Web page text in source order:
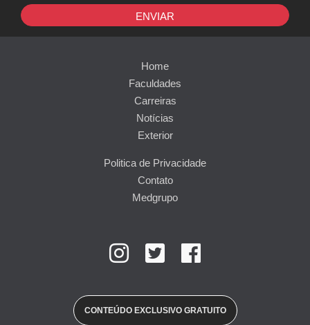
ENVIAR
Home
Faculdades
Carreiras
Notícias
Exterior
Politica de Privacidade
Contato
Medgrupo
CONTEÚDO EXCLUSIVO GRATUITO